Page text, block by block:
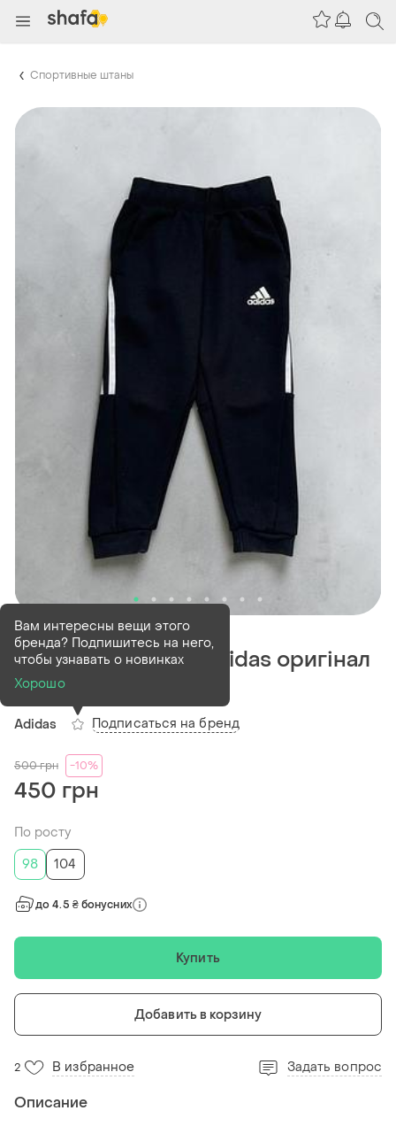
Спортивные штаны
В наличии1 шт
Спортивні штани adidas оригінал
3/4 роки
Adidas
Вам интересны вещи этого
бренда? Подпишитесь на него,
чтобы узнавать о новинках
Хорошо
Подписаться на бренд
500грн -10%
450 грн
По росту
98
104
до 4.5 ₴ бонусних
Купить
Добавить в корзину
2 В избранное Задать вопрос
Описание